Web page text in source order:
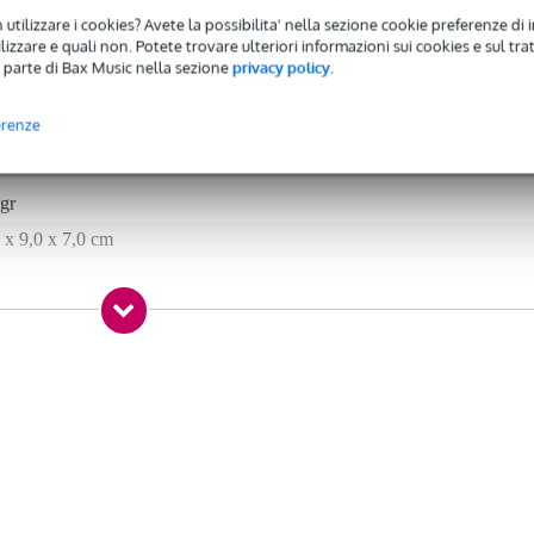
utilizzare i cookies? Avete la possibilita' nella sezione cookie preferenze di
e quali non. Potete trovare ulteriori informazioni sui cookies e sul
di Bax Music nella sezioneprivacy policy.
specified
x 9,0 x 7,0 cm